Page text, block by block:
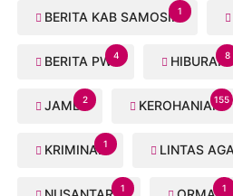
BERITA KAB SAMOSIR1
BERITA PWI4 HIBURAN8
JAMBI2 KEROHANIAN155
KRIMINAL1 LINTAS
1 1